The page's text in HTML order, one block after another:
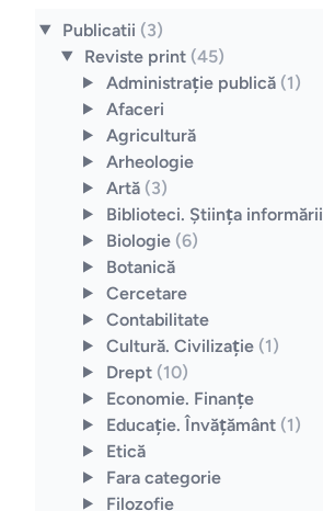
Publicatii (3)
Reviste print (45)
Administraţie publică (1)
Afaceri
Agricultură
Arheologie
Artă (3)
Biblioteci. Ştiinţa informării
Biologie (6)
Botanică
Cercetare
Contabilitate
Cultură. Civilizaţie (1)
Drept (10)
Economie. Finanţe
Educaţie. Învăţământ (1)
Etică
Fara categorie
Filozofie